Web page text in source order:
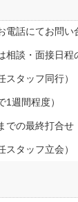
電話にてお問
相談・面接日程
スタッフ同行）
1週間程度）
での最終打合せ
スタッフ立会）